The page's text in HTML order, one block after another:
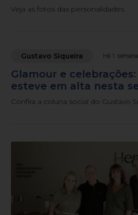
Veja as fotos das personalidades.
Gustavo Siqueira Há 1 semana
Glamour e
esteve em alta nesta
Confira a coluna social do Gustavo